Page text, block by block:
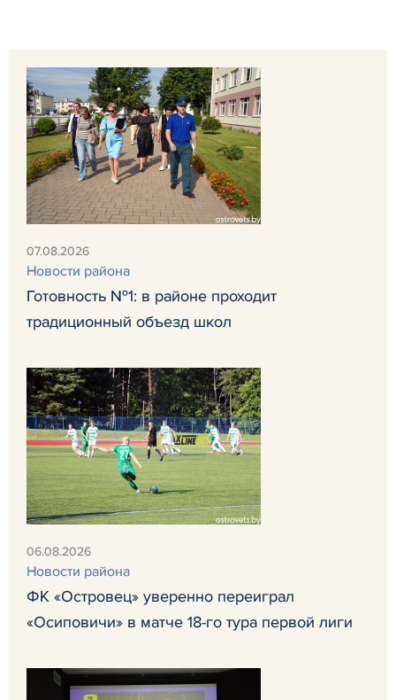
07.08.2026
Новости района
Готовность №1: в районе проходит
традиционный объезд школ
06.08.2026
Новости района
ФК «Островец» уверенно переиграл
«Осиповичи» в матче 18-го тура первой лиги